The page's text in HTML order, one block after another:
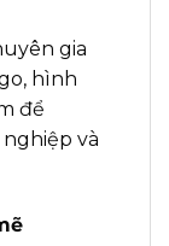
gia
hình
để
và